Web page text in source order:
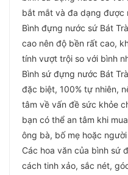
bắt mắt và đa dạng được
Bình đựng nước sứ Bát
cao nên độ bền rất cao,
tính vượt trội so với bình
Bình sứ đựng nước Bát
đặc biệt, 100% tự nhiên,
tâm về vấn đề sức khỏe
bạn có thể an tâm khi
ông bà, bố mẹ hoặc
Các hoa văn của bình sứ
cách tinh xảo, sắc nét,